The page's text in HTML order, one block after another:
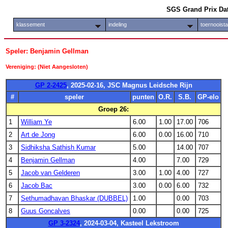
SGS Grand Prix
klassement indeling
Speler: Benjamin Gellman
Vereniging: (Niet Aangesloten)
GP 2-2425, 2025-02-16, JSC Magnus Leidsche Rijn
#
speler punten O.R. S.B.
GP-elo
Groep 26:
1
William Ye 6.00 1.00 17.00
706
2
Art de Jong 6.00 0.00 16.00
710
3
Sidhiksha Sathish Kumar 5.00 14.00
707
4
Benjamin Gellman 4.00 7.00
729
5
Jacob van Gelderen 3.00 1.00 4.00
727
6
Jacob Bac 3.00 0.00 6.00
732
7
Sethumadhavan Bhaskar (DUBBEL) 1.00 0.00
703
8
Guus Goncalves 0.00 0.00
725
GP 3-2324, 2024-03-04, Kasteel Lekstroom